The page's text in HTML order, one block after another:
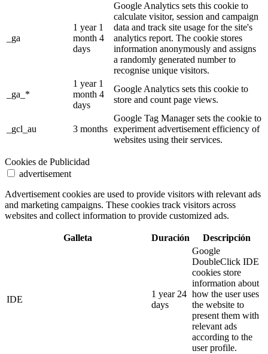
_ga
1 year 1
month 4
days
Google Analytics sets this cookie to
calculate visitor, session and campaign
data and track site usage for the site's
analytics report. The cookie stores
information anonymously and assigns
a randomly generated number to
recognise unique visitors.
_ga_*
1 year 1
month 4
days
Google Analytics sets this cookie to
store and count page views.
_gcl_au 3 months
Google Tag Manager sets the cookie to
experiment advertisement efficiency of
websites using their services.
Cookies de Publicidad
advertisement
Advertisement cookies are used to provide visitors with relevant ads
and marketing campaigns. These cookies track visitors across
websites and collect information to provide customized ads.
Galleta Duración Descripción
IDE
1 year 24
days
Google
DoubleClick IDE
cookies store
information about
how the user uses
the website to
present them with
relevant ads
according to the
user profile.